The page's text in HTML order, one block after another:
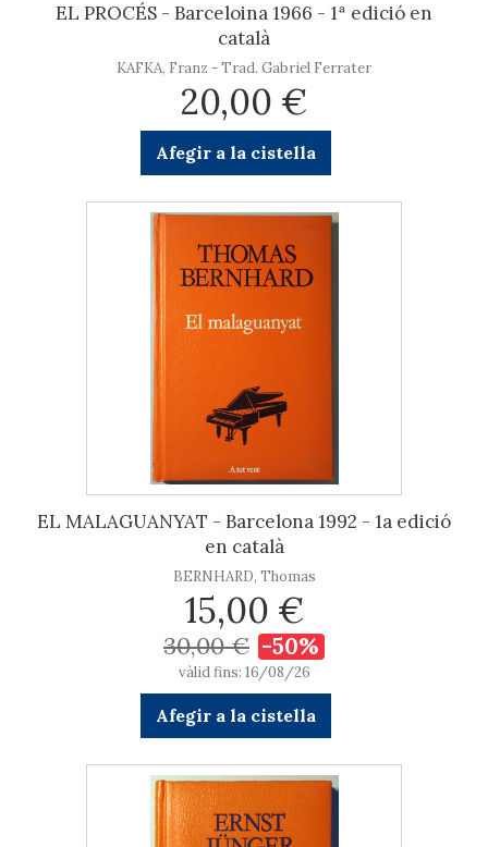
EL PROCÉS - Barceloina 1966 - 1ª edició en
català
KAFKA, Franz - Trad. Gabriel Ferrater
20,00 €
Afegir a la cistella
EL MALAGUANYAT - Barcelona 1992 - 1a edició
en català
BERNHARD, Thomas
15,00 €
30,00 € -50%
vàlid fins: 16/08/26
Afegir a la cistella